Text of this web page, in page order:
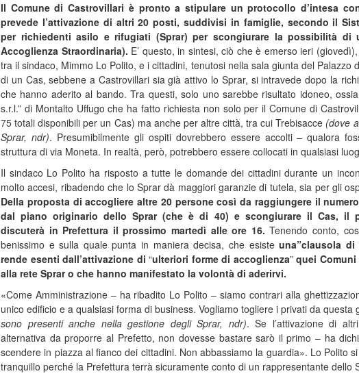
Il Comune di Castrovillari è pronto a stipulare un protocollo d’intesa
prevede l’attivazione di altri 20 posti, suddivisi in famiglie, secondo il
per richiedenti asilo e rifugiati (Sprar) per scongiurare la possibilità di
Accoglienza Straordinaria). E’ questo, in sintesi, ciò che è emerso ieri
tra il sindaco, Mimmo Lo Polito, e i cittadini, tenutosi nella sala giunta del Palazzo
di un Cas, sebbene a Castrovillari sia già attivo lo Sprar, si intravede dopo la
che hanno aderito al bando. Tra questi, solo uno sarebbe risultato idoneo,
s.r.l.” di Montalto Uffugo che ha fatto richiesta non solo per il Comune di
75 totali disponibili per un Cas) ma anche per altre città, tra cui Trebisacce (dove
Sprar, ndr). Presumibilmente gli ospiti dovrebbero essere accolti – qualora
struttura di via Moneta. In realtà, però, potrebbero essere collocati in qualsiasi
Il sindaco Lo Polito ha risposto a tutte le domande dei cittadini durante un
molto accesi, ribadendo che lo Sprar dà maggiori garanzie di tutela, sia per gli
Della proposta di accogliere altre 20 persone così da raggiungere il
dal piano originario dello Sprar (che è di 40) e scongiurare il Cas, il
discuterà in Prefettura il prossimo martedì alle ore 16. Tenendo conto,
benissimo e sulla quale punta in maniera decisa, che esisteuna”clausola
rende esenti dall’attivazione di“ulteriori forme di accoglienza”quei Comuni
alla rete Sprar o che hanno manifestato la volontà di aderirvi.
«Come Amministrazione – ha ribadito Lo Polito – siamo contrari alla
unico edificio e a qualsiasi forma di business. Vogliamo togliere i privati da questa
sono presenti anche nella gestione degli Sprar, ndr). Se l’attivazione di
alternativa da proporre al Prefetto, non dovesse bastare sarò il primo – ha
scendere in piazza al fianco dei cittadini. Non abbassiamo la guardia». Lo Polito
tranquillo perché la Prefettura terrà sicuramente conto di un rappresentante dello